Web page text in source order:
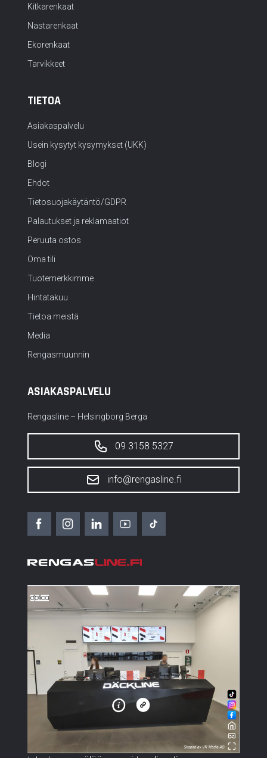
Kitkarenkaat
Nastarenkaat
Ekorenkaat
Tarvikkeet
TIETOA
Asiakaspalvelu
Usein kysytyt kysymykset (UKK)
Blogi
Ehdot
Tietosuojakäytäntö/GDPR
Palautukset ja reklamaatiot
Peruuta ostos
Oma tili
Tuotemerkkimme
Hintatakuu
Tietoa meistä
Media
Rengasmuunnin
ASIAKASPALVELU
Rengasline – Helsingborg Berga
09 3158 5327
info@rengasline.fi